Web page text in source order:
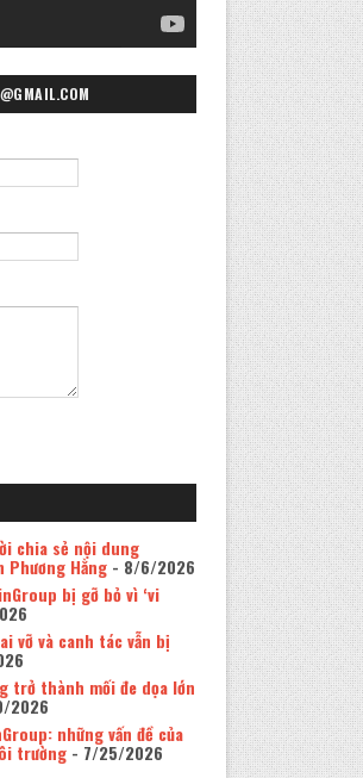
chia sẻ nội dung
Phương Hằng- 8/6/2026
bị gỡ bỏ vì ‘vi
vỡ và canh tác vẫn bị
trở thành mối đe dọa lớn
2026
những vấn đề của
trường- 7/25/2026